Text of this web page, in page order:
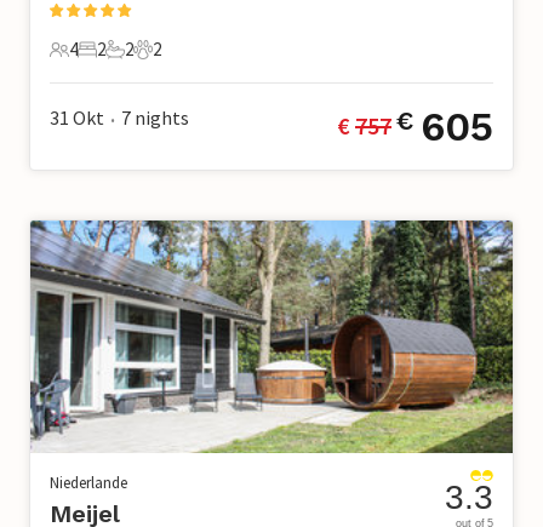
4 Gäste
4
2 Schlafzimmer
2
2 Badezimmer
2
2 Haustiere
2
31 Okt • 7 nights € 757€ 605
Niederlande
Meijel 3.3
out of 5